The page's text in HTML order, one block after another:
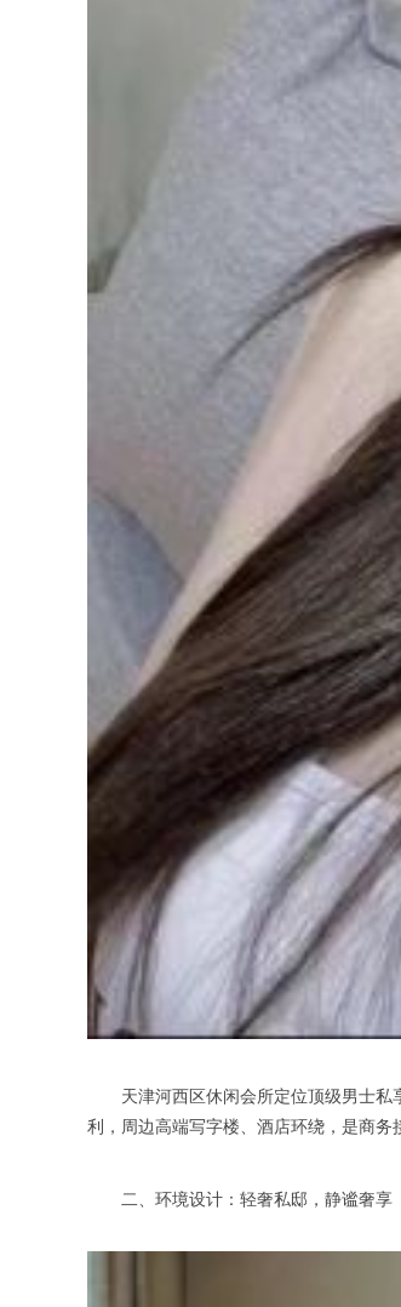
天津河西区休闲会所定位顶级男士私享
利，周边高端写字楼、酒店环绕，是商务
二、环境设计：轻奢私邸，静谧奢享